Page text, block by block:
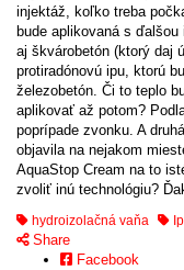
injektáž, koľko treba
bude aplikovaná s
aj škvárobetón (ktorý daj
protiradónovú ipu, ktorú
železobetón. Či to teplo
aplikovať až potom?
poprípade zvonku. A
objavila na nejakom
AquaStop Cream na to
zvoliť inú technológiu?
hydroizolačná vaňa
Share
Facebook